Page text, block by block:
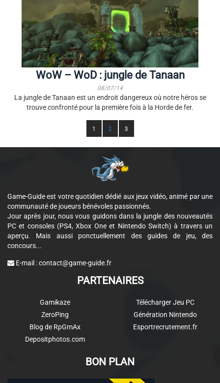
WoW – WoD : jungle de Tanaan
08/07/14
La jungle de Tanaan est un endroit dangereux où notre héros se
trouve confronté pour la première fois à la Horde de fer.
1 2 3
Game-Guide est votre quotidien dédié aux jeux vidéo, animé par une
communauté de joueurs bénévoles passionnés.
Jour après jour, nous vous guidons dans la jungle des nouveautés
PC et consoles (PS4, Xbox One et Nintendo Switch) à travers un
aperçu. Mais aussi ponctuellement des guides de jeu, des
concours...
E-mail :contact@game-guide.fr
PARTENAIRES
Gamikaze
ZeroPing
Blog de RpGmAx
Depositphotos.com
Télécharger Jeu PC
Génération Nintendo
Esportrecrutement.fr
BON PLAN